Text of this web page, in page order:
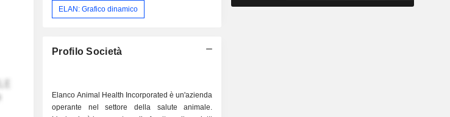
ELAN: Grafico dinamico
Profilo Società
Elanco Animal Health Incorporated è un'azienda
operante nel settore della salute animale.